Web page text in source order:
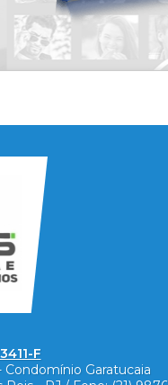
F
Condomínio Garatucaia